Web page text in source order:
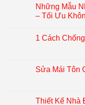
Những Mẫu
– Tối Ưu
1 Cách
Sửa Mái Tôn
Thiết Kế Nhà